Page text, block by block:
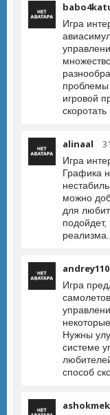
Игра
проблемы
игровой
alinaal
Игра
Графика
можно
для
Игра
Нужны
системе
способ